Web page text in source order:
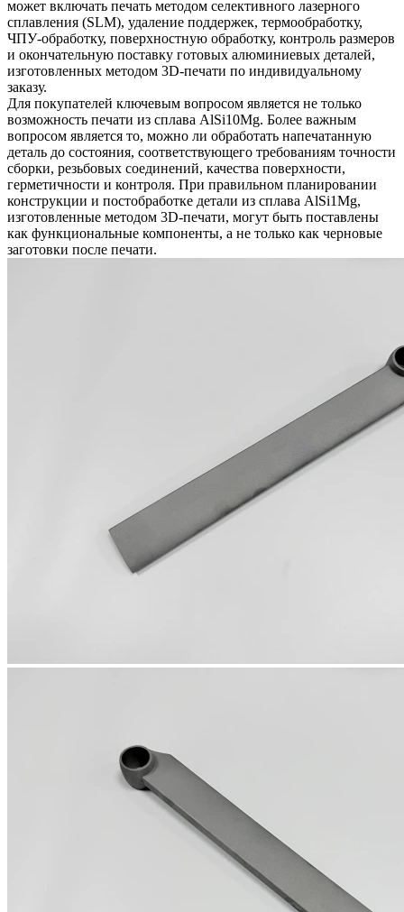
может включать печать методом селективного лазерного
сплавления (SLM), удаление поддержек, термообработку,
ЧПУ-обработку, поверхностную обработку, контроль размеров
и окончательную поставку готовых алюминиевых деталей,
изготовленных методом 3D-печати по индивидуальному
заказу.
Для покупателей ключевым вопросом является не только
возможность печати из сплава AlSi10Mg. Более важным
вопросом является то, можно ли обработать напечатанную
деталь до состояния, соответствующего требованиям точности
сборки, резьбовых соединений, качества поверхности,
герметичности и контроля. При правильном планировании
конструкции и постобработке детали из сплава AlSi1Mg,
изготовленные методом 3D-печати, могут быть поставлены
как функциональные компоненты, а не только как черновые
заготовки после печати.